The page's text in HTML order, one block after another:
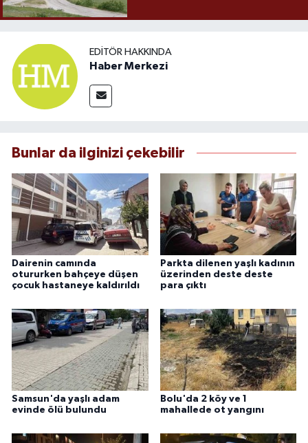
EDITÖR HAKKINDA
Haber Merkezi
Bunlar da ilginizi çekebilir
Dairenin camında
otururken bahçeye düşen
çocuk hastaneye kaldırıldı
Parkta dilenen yaşlı kadının
üzerinden deste deste
para çıktı
Samsun'da yaşlı adam
evinde ölü bulundu
Bolu'da 2 köy ve 1
mahallede ot yangını